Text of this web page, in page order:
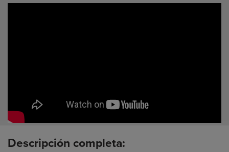
Descripción completa: